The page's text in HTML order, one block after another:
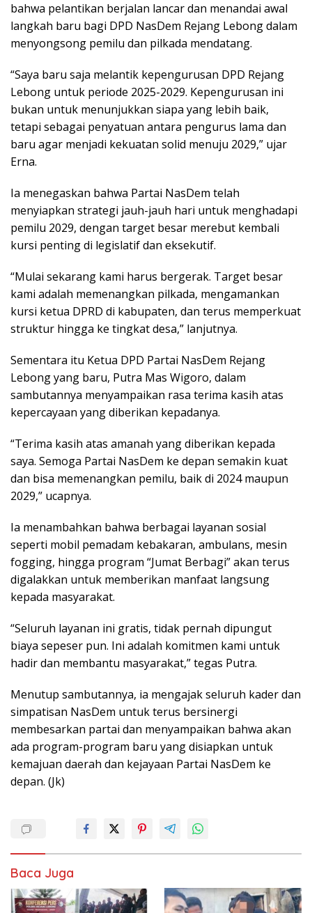
bahwa pelantikan berjalan lancar dan menandai awal
langkah baru bagi DPD NasDem Rejang Lebong dalam
menyongsong pemilu dan pilkada mendatang.
“Saya baru saja melantik kepengurusan DPD Rejang
Lebong untuk periode 2025-2029. Kepengurusan ini
bukan untuk menunjukkan siapa yang lebih baik,
tetapi sebagai penyatuan antara pengurus lama dan
baru agar menjadi kekuatan solid menuju 2029,” ujar
Erna.
Ia menegaskan bahwa Partai NasDem telah
menyiapkan strategi jauh-jauh hari untuk menghadapi
pemilu 2029, dengan target besar merebut kembali
kursi penting di legislatif dan eksekutif.
“Mulai sekarang kami harus bergerak. Target besar
kami adalah memenangkan pilkada, mengamankan
kursi ketua DPRD di kabupaten, dan terus memperkuat
struktur hingga ke tingkat desa,” lanjutnya.
Sementara itu Ketua DPD Partai NasDem Rejang
Lebong yang baru, Putra Mas Wigoro, dalam
sambutannya menyampaikan rasa terima kasih atas
kepercayaan yang diberikan kepadanya.
“Terima kasih atas amanah yang diberikan kepada
saya. Semoga Partai NasDem ke depan semakin kuat
dan bisa memenangkan pemilu, baik di 2024 maupun
2029,” ucapnya.
Ia menambahkan bahwa berbagai layanan sosial
seperti mobil pemadam kebakaran, ambulans, mesin
fogging, hingga program “Jumat Berbagi” akan terus
digalakkan untuk memberikan manfaat langsung
kepada masyarakat.
“Seluruh layanan ini gratis, tidak pernah dipungut
biaya sepeser pun. Ini adalah komitmen kami untuk
hadir dan membantu masyarakat,” tegas Putra.
Menutup sambutannya, ia mengajak seluruh kader dan
simpatisan NasDem untuk terus bersinergi
membesarkan partai dan menyampaikan bahwa akan
ada program-program baru yang disiapkan untuk
kemajuan daerah dan kejayaan Partai NasDem ke
depan. (Jk)
Baca Juga